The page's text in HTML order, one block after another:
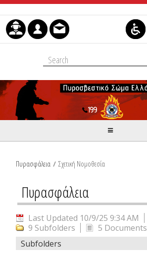
Skip to Content
Πυρασφάλεια / Σχετική Νομοθεσία
Πυρασφάλεια
Last Updated 10/9/25 9:34 AM
9 Subfolders
5 Documents
Subfolders